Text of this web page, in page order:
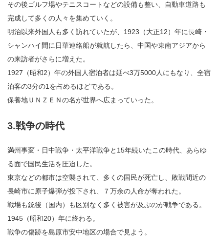
その後ゴルフ場やテニスコートなどの設備も整い、自動車道路も
完成して多くの人々を集めていく。
明治以来外国人も多く訪れていたが、1923（大正12）年に長崎・
シャンハイ間に日華連絡船が就航したら、中国や東南アジアから
の来訪者がさらに増えた。
1927（昭和2）年の外国人宿泊者は延べ3万5000人にもなり、全宿
泊客の3分の1を占めるほどである。
保養地ＵＮＺＥＮの名が世界へ広まっていった。
3.戦争の時代
満州事変・日中戦争・太平洋戦争と15年続いたこの時代、あらゆ
る面で国民生活を圧迫した。
東京などの都市は空襲されて、多くの国民が死亡し、敗戦間近の
長崎市に原子爆弾が投下され、７万余の人命が奪われた。
戦場も銃後（国内）も区別なく多く被害が及ぶのが戦争である。
1945（昭和20）年に終わる。
戦争の傷跡を島原市安中地区の場合で見よう。